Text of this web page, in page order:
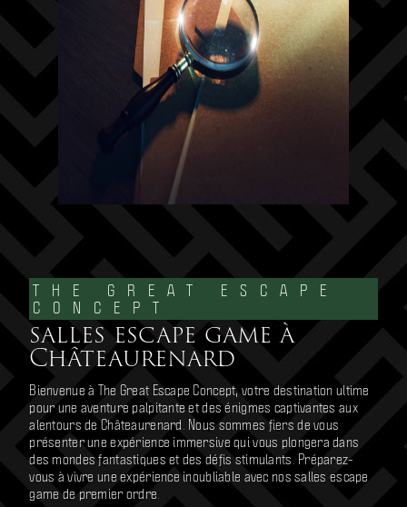
THE GREAT ESCAPE
CONCEPT
salles escape game à
Châteaurenard
Bienvenue à The Great Escape Concept, votre destination ultime
pour une aventure palpitante et des énigmes captivantes aux
alentours de Châteaurenard. Nous sommes fiers de vous
présenter une expérience immersive qui vous plongera dans
des mondes fantastiques et des défis stimulants. Préparez-
vous à vivre une expérience inoubliable avec nos salles escape
game de premier ordre.